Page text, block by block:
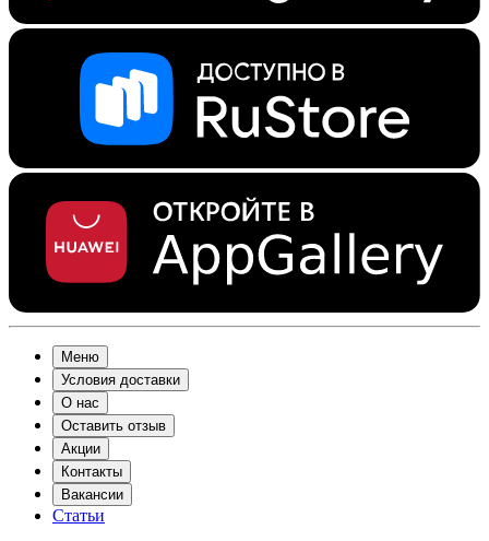
Меню
Условия доставки
О нас
Оставить отзыв
Акции
Контакты
Вакансии
Статьи